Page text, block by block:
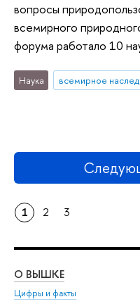
вопросы
всемирного
форума работало 10
Наука всемирное
1 2 3
О ВЫШКЕ
Цифры и факты